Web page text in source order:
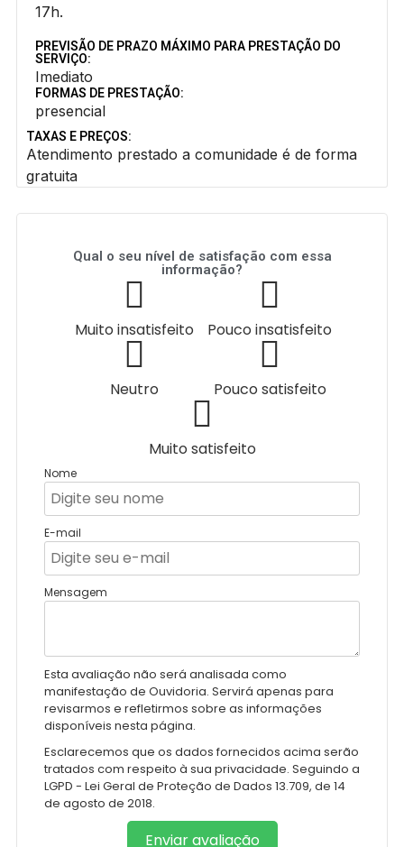
17h.
PREVISÃO DE PRAZO MÁXIMO PARA PRESTAÇÃO DO
SERVIÇO:
Imediato
FORMAS DE PRESTAÇÃO:
presencial
TAXAS E PREÇOS:
Atendimento prestado a comunidade é de forma
gratuita
Qual o seu nível de satisfação com essa
informação?
Muito insatisfeito Pouco insatisfeito
Neutro Pouco satisfeito
Muito satisfeito
Nome
E-mail
Mensagem
Esta avaliação não será analisada como
manifestação de Ouvidoria. Servirá apenas para
revisarmos e refletirmos sobre as informações
disponíveis nesta página.
Esclarecemos que os dados fornecidos acima serão
tratados com respeito à sua privacidade. Seguindo a
LGPD - Lei Geral de Proteção de Dados 13.709, de 14
de agosto de 2018.
Enviar avaliação